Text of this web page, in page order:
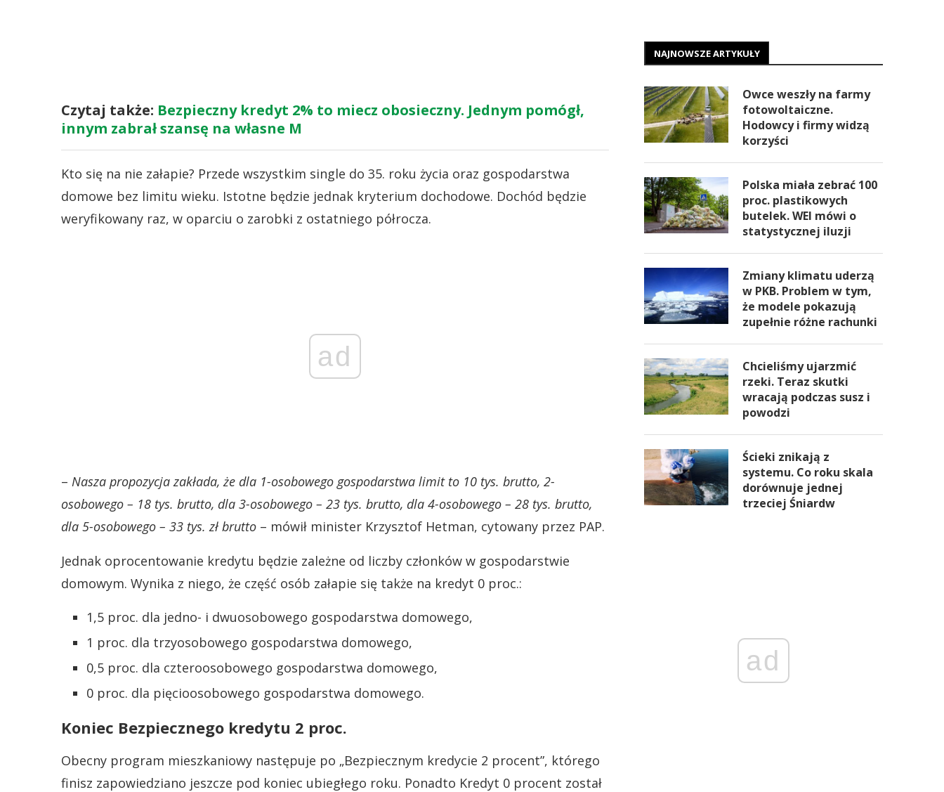
Czytaj także: Bezpieczny kredyt 2% to miecz obosieczny. Jednym pomógł,
innym zabrał szansę na własne M
Kto się na nie załapie? Przede wszystkim single do 35. roku życia oraz gospodarstwa
domowe bez limitu wieku. Istotne będzie jednak kryterium dochodowe. Dochód będzie
weryfikowany raz, w oparciu o zarobki z ostatniego półrocza.
ad
– Nasza propozycja zakłada, że dla 1-osobowego gospodarstwa limit to 10 tys. brutto, 2-
osobowego – 18 tys. brutto, dla 3-osobowego – 23 tys. brutto, dla 4-osobowego – 28 tys. brutto,
dla 5-osobowego – 33 tys. zł brutto – mówił minister Krzysztof Hetman, cytowany przez PAP.
Jednak oprocentowanie kredytu będzie zależne od liczby członków w gospodarstwie
domowym. Wynika z niego, że część osób załapie się także na kredyt 0 proc.:
1,5 proc. dla jedno- i dwuosobowego gospodarstwa domowego,
1 proc. dla trzyosobowego gospodarstwa domowego,
0,5 proc. dla czteroosobowego gospodarstwa domowego,
0 proc. dla pięcioosobowego gospodarstwa domowego.
Koniec Bezpiecznego kredytu 2 proc.
Obecny program mieszkaniowy następuje po „Bezpiecznym kredycie 2 procent”, którego
finisz zapowiedziano jeszcze pod koniec ubiegłego roku. Ponadto Kredyt 0 procent został
NAJNOWSZE ARTYKUŁY
Owce weszły na farmy
fotowoltaiczne.
Hodowcy i firmy widzą
korzyści
Polska miała zebrać 100
proc. plastikowych
butelek. WEI mówi o
statystycznej iluzji
Zmiany klimatu uderzą
w PKB. Problem w tym,
że modele pokazują
zupełnie różne rachunki
Chcieliśmy ujarzmić
rzeki. Teraz skutki
wracają podczas susz i
powodzi
Ścieki znikają z
systemu. Co roku skala
dorównuje jednej
trzeciej Śniardw
ad